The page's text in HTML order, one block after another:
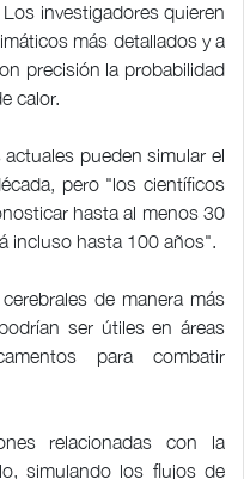
investigadores quieren
más detallados y a
precisión la probabilidad
calor.
pueden simular el
pero "los científicos
hasta al menos 30
incluso hasta 100 años".
de manera más
ser útiles en áreas
para combatir
relacionadas con la
simulando los flujos de